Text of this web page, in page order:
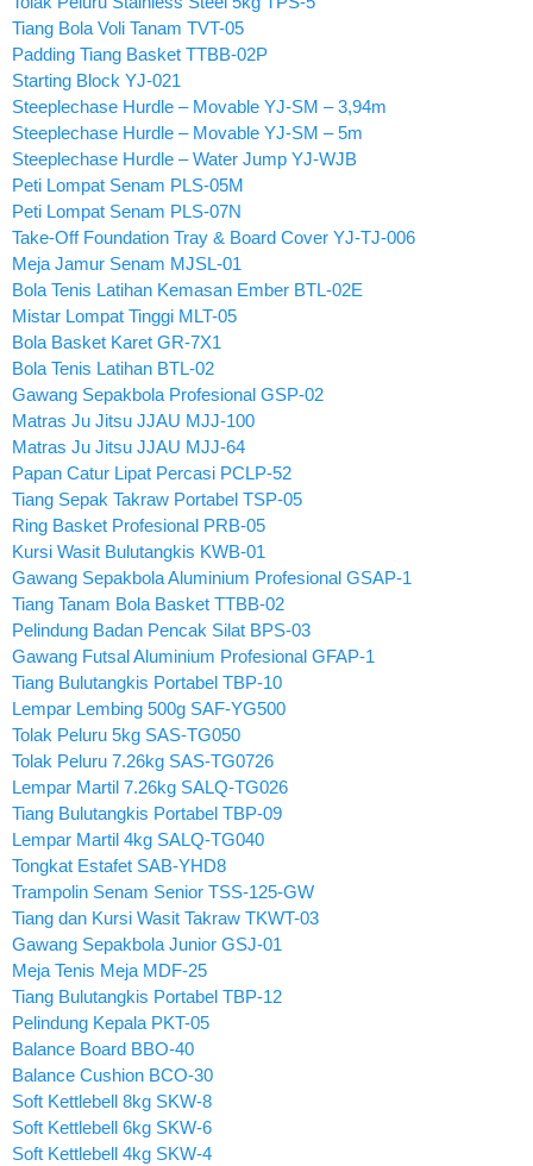
Tiang Bola Voli Tanam TVT-05
Padding Tiang Basket TTBB-02P
Starting Block YJ-021
Steeplechase Hurdle – Movable YJ-SM – 3,94m
Steeplechase Hurdle – Movable YJ-SM – 5m
Steeplechase Hurdle – Water Jump YJ-WJB
Peti Lompat Senam PLS-05M
Peti Lompat Senam PLS-07N
Take-Off Foundation Tray & Board Cover YJ-TJ-006
Meja Jamur Senam MJSL-01
Bola Tenis Latihan Kemasan Ember BTL-02E
Mistar Lompat Tinggi MLT-05
Bola Basket Karet GR-7X1
Bola Tenis Latihan BTL-02
Gawang Sepakbola Profesional GSP-02
Matras Ju Jitsu JJAU MJJ-100
Matras Ju Jitsu JJAU MJJ-64
Papan Catur Lipat Percasi PCLP-52
Tiang Sepak Takraw Portabel TSP-05
Ring Basket Profesional PRB-05
Kursi Wasit Bulutangkis KWB-01
Gawang Sepakbola Aluminium Profesional GSAP-1
Tiang Tanam Bola Basket TTBB-02
Pelindung Badan Pencak Silat BPS-03
Gawang Futsal Aluminium Profesional GFAP-1
Tiang Bulutangkis Portabel TBP-10
Lempar Lembing 500g SAF-YG500
Tolak Peluru 5kg SAS-TG050
Tolak Peluru 7.26kg SAS-TG0726
Lempar Martil 7.26kg SALQ-TG026
Tiang Bulutangkis Portabel TBP-09
Lempar Martil 4kg SALQ-TG040
Tongkat Estafet SAB-YHD8
Trampolin Senam Senior TSS-125-GW
Tiang dan Kursi Wasit Takraw TKWT-03
Gawang Sepakbola Junior GSJ-01
Meja Tenis Meja MDF-25
Tiang Bulutangkis Portabel TBP-12
Pelindung Kepala PKT-05
Balance Board BBO-40
Balance Cushion BCO-30
Soft Kettlebell 8kg SKW-8
Soft Kettlebell 6kg SKW-6
Soft Kettlebell 4kg SKW-4